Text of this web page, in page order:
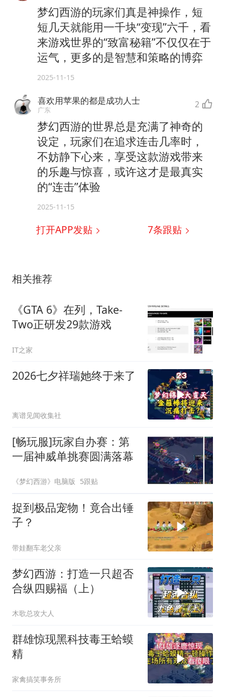
梦幻西游的玩家们真是神操作，短
短几天就能用一千块“变现”六千，看
来游戏世界的“致富秘籍”不仅仅在于
运气，更多的是智慧和策略的博弈
2025-11-15
喜欢用苹果的都是成功人士
广东 2
梦幻西游的世界总是充满了神奇的
设定，玩家们在追求连击几率时，
不妨静下心来，享受这款游戏带来
的乐趣与惊喜，或许这才是最真实
的“连击”体验
2025-11-15
打开APP发贴 7条跟贴
相关推荐
《GTA 6》在列，Take-
Two正研发29款游戏
IT之家
2026七夕祥瑞她终于来了
离谱见闻收集社
[畅玩服]玩家自办赛：第
一届神威单挑赛圆满落幕
《梦幻西游》电脑版 5跟贴
捉到极品宠物！竟合出锤
子？
带娃翻车老父亲
梦幻西游：打造一只超否
合纵四赐福（上）
木歌总攻大人
群雄惊现黑科技毒王蛤蟆
精
家禽搞笑事务所